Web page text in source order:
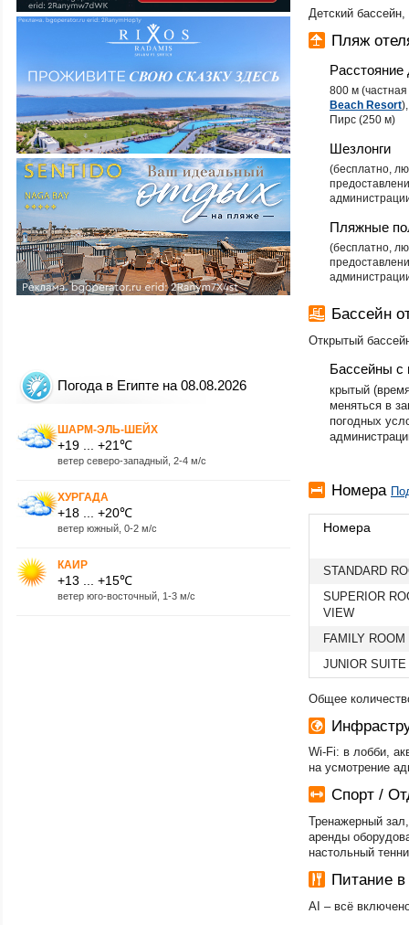
Погода в Египте на 08.08.2026
ШАРМ-ЭЛЬ-ШЕЙХ
+19 ... +21℃
ветер северо-западный, 2-4 м/с
ХУРГАДА
+18 ... +20℃
ветер южный, 0-2 м/с
КАИР
+13 ... +15℃
ветер юго-восточный, 1-3 м/с
Детский
Пляж
800 м
Beach Resort
Пирс (250 м)
Шезлонги
​(бесплатно,
Пляжные
​(бесплатно,
Бассейн
Открытый
Бассейны с
крытый
меняться в
погодных
Номера
Номера
STANDARD
SUPERIOR
VIEW
FAMILY
JUNIOR
Общее
Wi-Fi: в лобби,
на усмотрение
Спорт /
Тренажерный
аренды
настольный
Питание в
AI – всё